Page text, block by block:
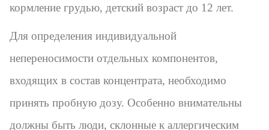
кормление грудью, детский возраст до 12 лет.
Для определения индивидуальной
непереносимости отдельных компонентов,
входящих в состав концентрата, необходимо
принять пробную дозу. Особенно внимательны
должны быть люди, склонные к аллергическим